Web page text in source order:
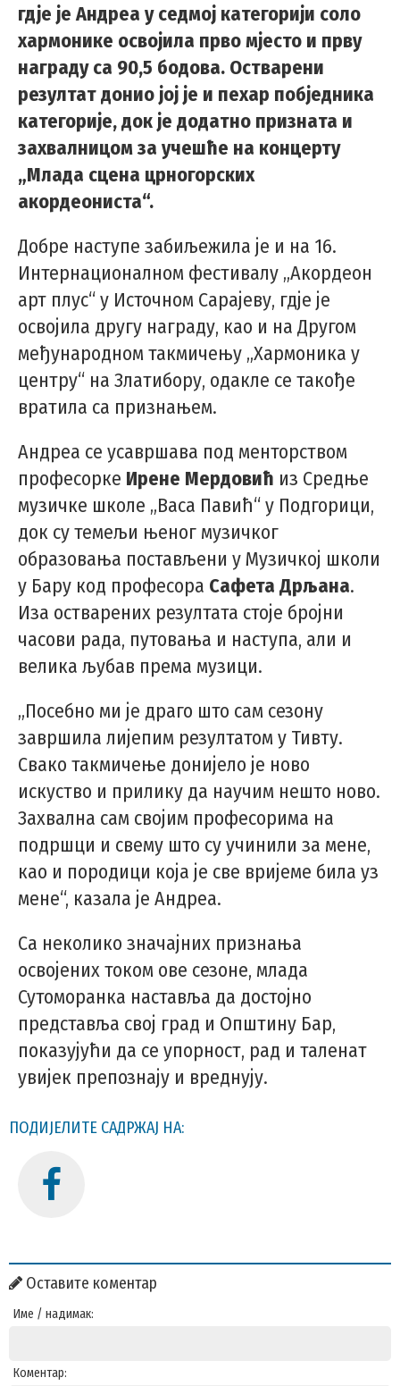
гдје је Андреа у седмој категорији соло
хармонике освојила прво мјесто и прву
награду са 90,5 бодова. Остварени
резултат донио јој је и пехар побједника
категорије, док је додатно призната и
захвалницом за учешће на концерту
„Млада сцена црногорских
акордеониста“.
Добре наступе забиљежила је и на 16.
Интернационалном фестивалу „Акордеон
арт плус“ у Источном Сарајеву, гдје је
освојила другу награду, као и на Другом
међународном такмичењу „Хармоника у
центру“ на Златибору, одакле се такође
вратила са признањем.
Андреа се усавршава под менторством
професорке Ирене Мердовић из Средње
музичке школе „Васа Павић“ у Подгорици,
док су темељи њеног музичког
образовања постављени у Музичкој школи
у Бару код професора Сафета Дрљана.
Иза остварених резултата стоје бројни
часови рада, путовања и наступа, али и
велика љубав према музици.
„Посебно ми је драго што сам сезону
завршила лијепим резултатом у Тивту.
Свако такмичење донијело је ново
искуство и прилику да научим нешто ново.
Захвална сам својим професорима на
подршци и свему што су учинили за мене,
као и породици која је све вријеме била уз
мене“, казала је Андреа.
Са неколико значајних признања
освојених током ове сезоне, млада
Сутоморанка наставља да достојно
представља свој град и Општину Бар,
показујући да се упорност, рад и таленат
увијек препознају и вреднују.
ПОДИЈЕЛИТЕ САДРЖАЈ НА:
Оставите коментар
Име / надимак:
Коментар: